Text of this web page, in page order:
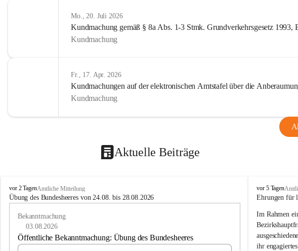
Mo., 20. Juli 2026
Kundmachung gemäß § 8a Abs. 1-3 Stmk. Grundverkehrsgesetz
Kundmachung
Fr., 17. Apr. 2026
Kundmachungen auf der elektronischen Amtstafel über die
Kundmachung
Aktuelle Beiträge
B
u
vor 2 TagenAmtliche Mitteilung
Übung des Bundesheeres von 24.08. bis 28.08.2026
Bekanntmachung
03.08.2026
Öffentliche Bekanntmachung: Übung des Bundesheeres
B
u
h
-
S
t
vor 5 Tagen
Ehrungen für
Im Rahmen
ihr